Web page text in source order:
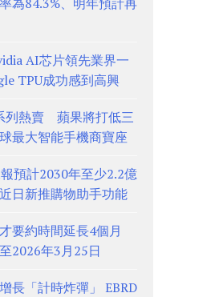
AI芯片領先業界一
TPU成功感到高興
列熱賣 蘋果將打低三
最大智能手機商寶座
預計2030年至少2.2億
日新推購物助手功能
要約時間延長4個月
2026年3月25日
長「計時炸彈」 EBRD